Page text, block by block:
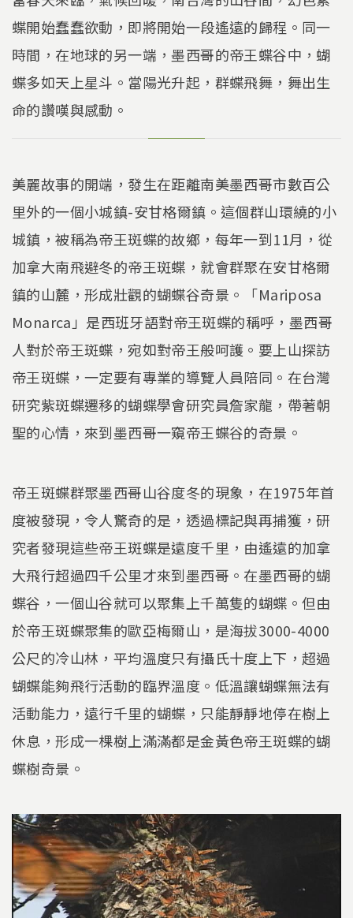
蝶開始蠢蠢欲動，即將開始一段遙遠的歸程。同一
時間，在地球的另一端，墨西哥的帝王蝶谷中，蝴
蝶多如天上星斗。當陽光升起，群蝶飛舞，舞出生
命的讚嘆與感動。
美麗故事的開端，發生在距離南美墨西哥市數百公
里外的一個小城鎮-安甘格爾鎮。這個群山環繞的小
城鎮，被稱為帝王斑蝶的故鄉，每年一到11月，從
加拿大南飛避冬的帝王斑蝶，就會群聚在安甘格爾
鎮的山麓，形成壯觀的蝴蝶谷奇景。「Mariposa
Monarca」是西班牙語對帝王斑蝶的稱呼，墨西哥
人對於帝王斑蝶，宛如對帝王般呵護。要上山探訪
帝王斑蝶，一定要有專業的導覽人員陪同。在台灣
研究紫斑蝶遷移的蝴蝶學會研究員詹家龍，帶著朝
聖的心情，來到墨西哥一窺帝王蝶谷的奇景。
帝王斑蝶群聚墨西哥山谷度冬的現象，在1975年首
度被發現，令人驚奇的是，透過標記與再捕獲，研
究者發現這些帝王斑蝶是遠度千里，由遙遠的加拿
大飛行超過四千公里才來到墨西哥。在墨西哥的蝴
蝶谷，一個山谷就可以聚集上千萬隻的蝴蝶。但由
於帝王斑蝶聚集的歐亞梅爾山，是海拔3000-4000
公尺的冷山林，平均溫度只有攝氏十度上下，超過
蝴蝶能夠飛行活動的臨界溫度。低溫讓蝴蝶無法有
活動能力，遠行千里的蝴蝶，只能靜靜地停在樹上
休息，形成一棵樹上滿滿都是金黃色帝王斑蝶的蝴
蝶樹奇景。